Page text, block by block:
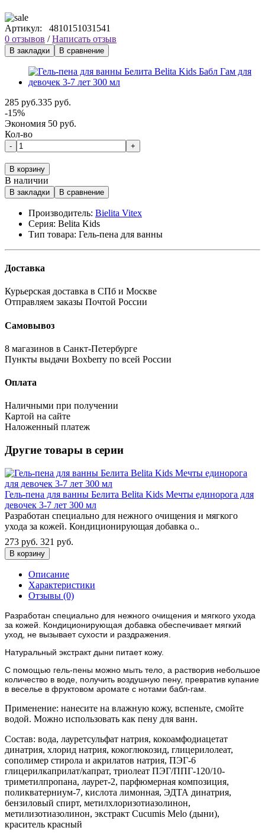
Артикул: 4810151031541
0 отзывов /Написать отзыв
В закладки В сравнение
285 руб.335 руб.
-15%
Экономия 50 руб.
Кол-во
- +
В корзину
В наличии
В закладки В сравнение
Производитель: Bielita Vitex
Серия: Belita Kids
Тип товара: Гель-пена для ванны
Доставка
Курьерская доставка в СПб и Москве
Отправляем заказы Почтой России
Самовывоз
8 магазинов в Санкт-Петербурге
Пункты выдачи Boxberry по всей России
Оплата
Наличными при получении
Картой на сайте
Наложенный платеж
Другие товары в серии
Гель-пена для ванны Белита Belita Kids Мечты единорога для
девочек 3-7 лет 300 мл
Разработан специально для нежного очищения и мягкого
ухода за кожей. Кондиционирующая добавка о..
273 руб. 321 руб.
В корзину
Описание
Характеристики
Отзывы (0)
Разработан специально для нежного очищения и мягкого ухода
за кожей. Кондиционирующая добавка обеспечивает мягкий
уход, не вызывает сухости и раздражения.
Натуральный экстракт дыни питает кожу.
С помощью гель-пены можно мыть тело, а растворив небольшое
количество в воде, получить воздушную пену, превратив купание
в веселье в фруктовом аромате с нотами бабл-гам.
Применение: нанесите на влажную кожу, вспеньте, смойте
водой. Можно использовать как пену для ванн.
Состав: вода, лауретсульфат натрия, кокоамфодиацетат
динатрия, хлорид натрия, кокоглюкозид, глицерилолеат,
сополимер стирола и акрилатов натрия, ПЭГ-6
глицерилкаприлат/капрат, триолеат ПЭГ/ППГ-120/10-
триметилпропана, лаурет-2, парфюмерная композиция,
поликватерниум-7, кислота лимонная, ЭДТА динатрия,
бензиловый спирт, метилхлоризотиазолинон,
метилизотиазолинон, экстракт Cucumis Melo (дыни),
краситель красный